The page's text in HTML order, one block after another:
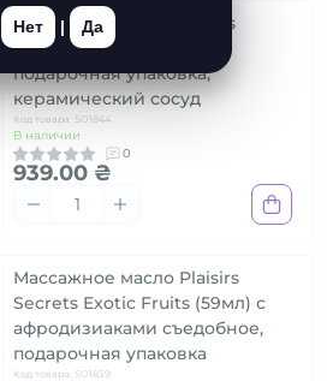
Массажная свеча Plaisirs
Secrets Vanilla (80 мл)
подарочная упаковка,
керамический сосуд
Код товара: SO1844
В наличии
0
939.00 ₴
Массажное масло Plaisirs
Secrets Exotic Fruits (59мл) с
афродизиаками съедобное,
подарочная упаковка
Код товара: SO1839
Нет | Да